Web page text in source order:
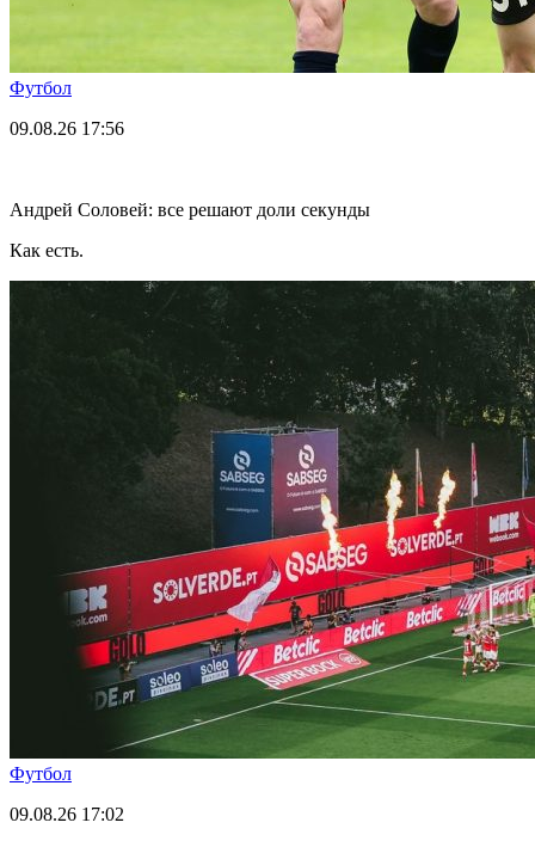
Футбол
09.08.26 17:56
Андрей Соловей: все решают доли секунды
Как есть.
Футбол
09.08.26 17:02